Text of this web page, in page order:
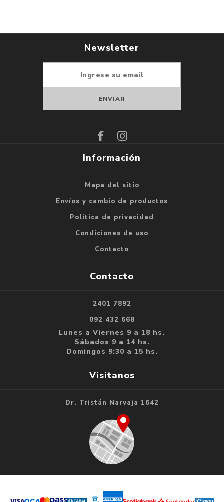
Newsletter
Información
Mapa del sitio
Envíos y cambio de productos
Política de privacidad
Condiciones de uso
Contacto
Contacto
2401 7892
092 432 668
Lunes a Viernes 9 a 18 hs.
Sábados 9 a 14 hs.
Domingos 9:30 a 15 hs.
Visitanos
Dr. Tristán Narvaja 1642